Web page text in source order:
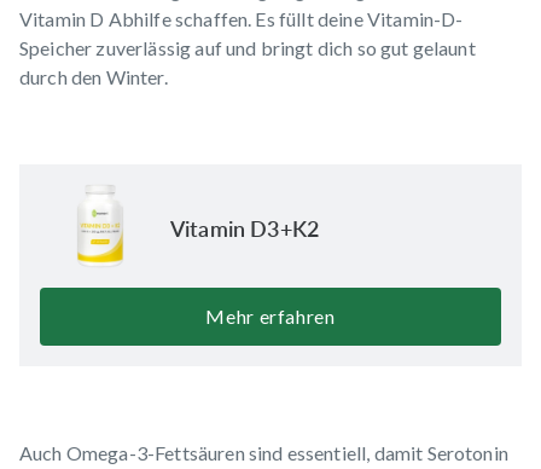
Vitamin D Abhilfe schaffen. Es füllt deine Vitamin-D-
Speicher zuverlässig auf und bringt dich so gut gelaunt
durch den Winter.
Vitamin D3+K2
Mehr erfahren
Auch Omega-3-Fettsäuren sind essentiell, damit Serotonin